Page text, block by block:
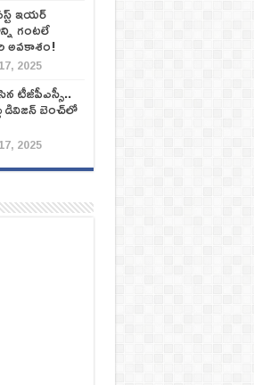
ఇయర్‌
గంటలే
అవకాశం!
2025
టీజీపీఎస్సీ..
డివిజన్‌ బెంచ్‌లో
2025